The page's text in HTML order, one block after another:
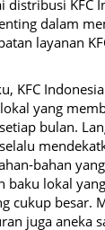
distribusi KFC
dalam
layanan
KFC
yang
bulan.
bahan
baku lokal
cukup besar.
juga aneka